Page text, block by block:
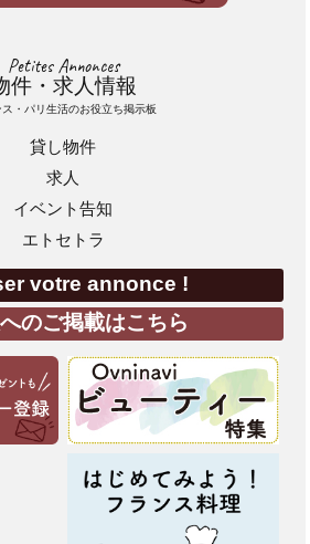
Petites Annonces
件・求人情報
ス・パリ生活のお役立ち掲示板
貸し物件
求人
イベント告知
エトセトラ
votre annonce !
のご掲載はこちら